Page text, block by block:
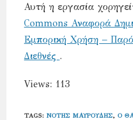
Αυτή η εργασία
Commons Αναφορά
Εμπορική Χρήση –
Διεθνές .
Views: 113
TAGS: ΝΌΤΗΣ ΜΑΥΡΟΥΔΉΣ, Ο